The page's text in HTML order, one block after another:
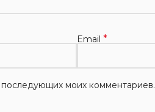
Email *
моих комментариев.